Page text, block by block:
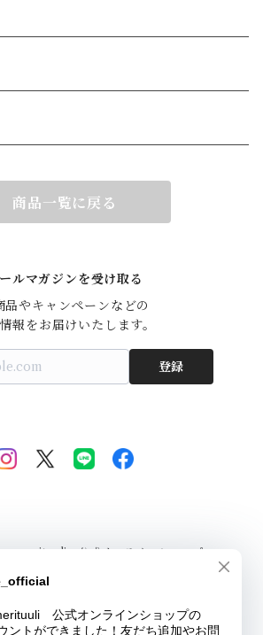
商品一覧に戻る
ルマガジンを受け取る
品やキャンペーンなどの
報をお届けいたします。
登録
merituuli 公式オンラインショップ
Powered by